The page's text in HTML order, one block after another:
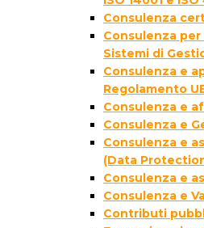
Consulenza
Consulenza
Sistemi di
Consulenza e
Regolamento
Consulenza e
Consulenza e
Consulenza e
(Data
Consulenza e
Consulenza e
Contributi